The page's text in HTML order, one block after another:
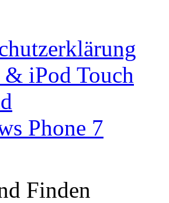
& iPod Touch
Phone 7
Finden